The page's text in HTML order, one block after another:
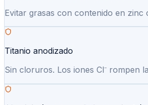
Evitar grasas con contenido en zinc
Titanio anodizado
Sin cloruros. Los iones Cl⁻ rompen